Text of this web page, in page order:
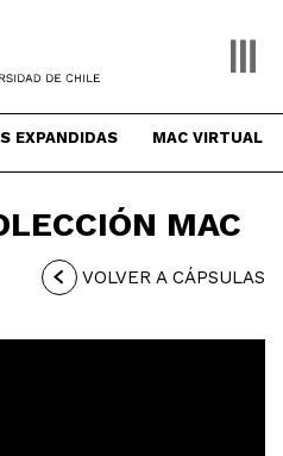
EXPANDIDAS MAC VIRTUAL
MAC
VOLVER A CÁPSULAS